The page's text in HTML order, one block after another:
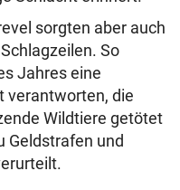
sorgten aber auch
So
Jahres eine
verantworten, die
Wildtiere getötet
Geldstrafen und